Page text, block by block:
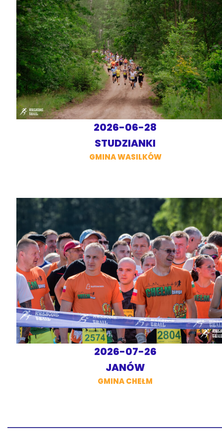
2026-06-28
STUDZIANKI
GMINA WASILKÓW
2026-07-26
JANÓW
GMINA CHEŁM